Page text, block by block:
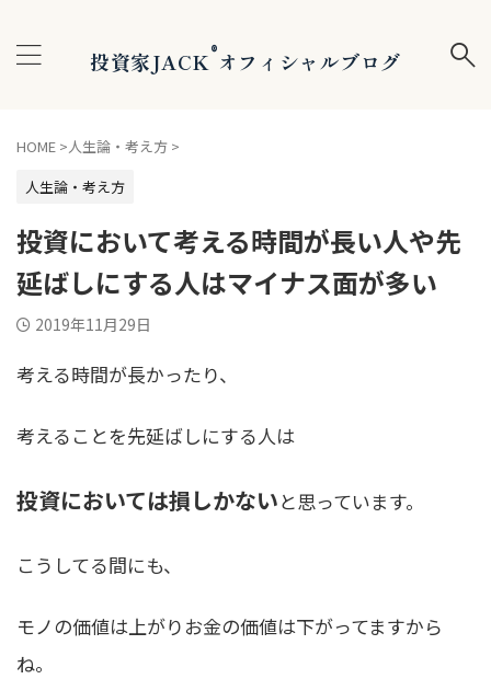
投資家JACK®オフィシャルブログ
HOME >人生論・考え方 >
人生論・考え方
投資において考える時間が長い人や先
延ばしにする人はマイナス面が多い
2019年11月29日
考える時間が長かったり、
考えることを先延ばしにする人は
投資においては損しかないと思っています。
こうしてる間にも、
モノの価値は上がりお金の価値は下がってますから
ね。